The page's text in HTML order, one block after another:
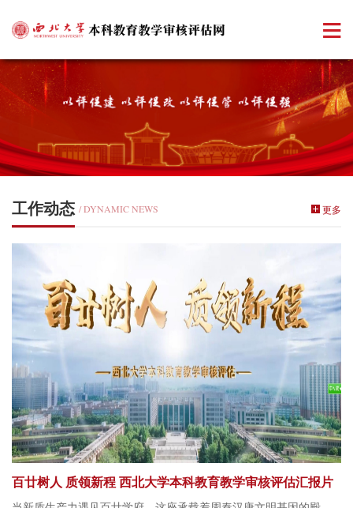
工作动态 / DYNAMIC NEWS 更多
学校召开本科教育教学审核评估专家意见交流会
百廿树人 质领新程 西北大学本科教育教学审核评估汇报片
以本科教育教学审核评估为契机 全面推进新时代高质量人
才培养体系建设